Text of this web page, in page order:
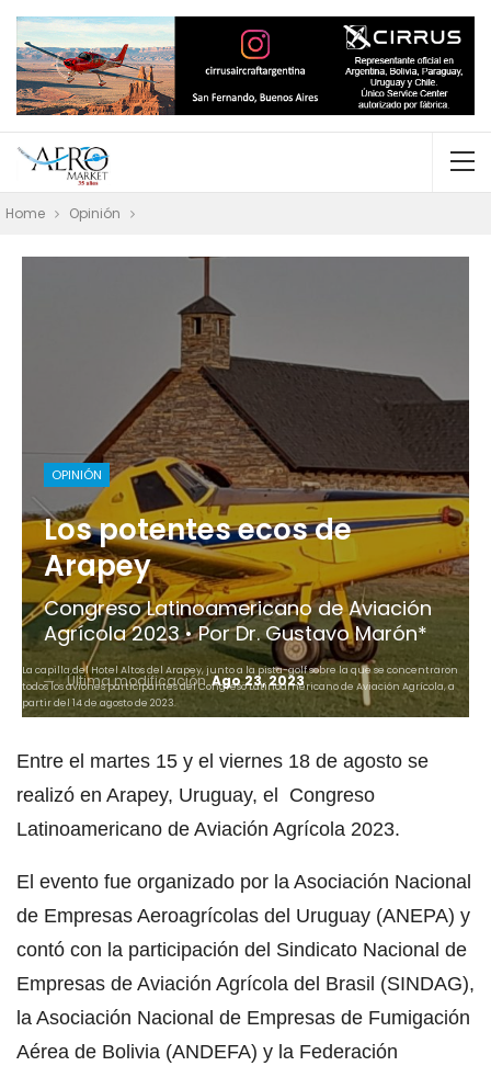
Home Opinión
OPINIÓN
Los potentes ecos de
Arapey
Congreso Latinoamericano de Aviación
Agrícola 2023 • Por Dr. Gustavo Marón*
Última modificaciónAgo 23, 2023
La capilla del Hotel Altos del Arapey, junto a la pista-golf sobre la que se concentraron
todos los aviones participantes del Congreso Latinoamericano de Aviación Agrícola, a
partir del 14 de agosto de 2023.
Entre el martes 15 y el viernes 18 de agosto se
realizó en Arapey, Uruguay, el Congreso
Latinoamericano de Aviación Agrícola 2023.
El evento fue organizado por la Asociación Nacional
de Empresas Aeroagrícolas del Uruguay (ANEPA) y
contó con la participación del Sindicato Nacional de
Empresas de Aviación Agrícola del Brasil (SINDAG),
la Asociación Nacional de Empresas de Fumigación
Aérea de Bolivia (ANDEFA) y la Federación